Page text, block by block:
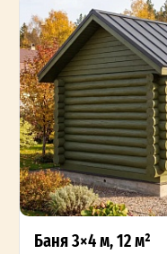
Баня 3×4 м, 12 м²